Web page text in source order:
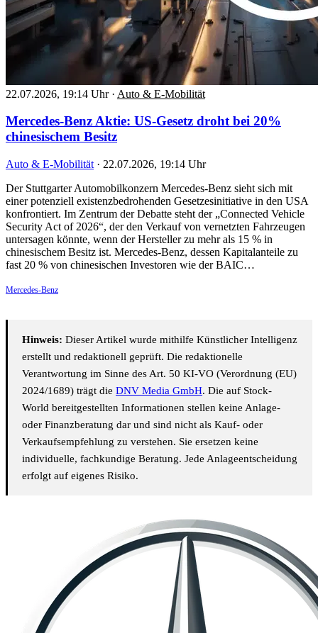
22.07.2026, 19:14 Uhr · Auto & E-Mobilität
Mercedes-Benz Aktie: US-Gesetz droht bei 20%
chinesischem Besitz
Auto & E-Mobilität · 22.07.2026, 19:14 Uhr
Der Stuttgarter Automobilkonzern Mercedes-Benz sieht sich mit
einer potenziell existenzbedrohenden Gesetzesinitiative in den USA
konfrontiert. Im Zentrum der Debatte steht der „Connected Vehicle
Security Act of 2026“, der den Verkauf von vernetzten Fahrzeugen
untersagen könnte, wenn der Hersteller zu mehr als 15 % in
chinesischem Besitz ist. Mercedes-Benz, dessen Kapitalanteile zu
fast 20 % von chinesischen Investoren wie der BAIC…
Mercedes-Benz
Hinweis: Dieser Artikel wurde mithilfe Künstlicher Intelligenz
erstellt und redaktionell geprüft. Die redaktionelle
Verantwortung im Sinne des Art. 50 KI-VO (Verordnung (EU)
2024/1689) trägt die DNV Media GmbH. Die auf Stock-
World bereitgestellten Informationen stellen keine Anlage-
oder Finanzberatung dar und sind nicht als Kauf- oder
Verkaufsempfehlung zu verstehen. Sie ersetzen keine
individuelle, fachkundige Beratung. Jede Anlageentscheidung
erfolgt auf eigenes Risiko.